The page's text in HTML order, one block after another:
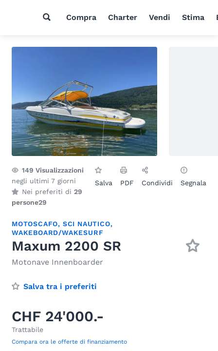
Compra Charter Vendi Stima
149 Visualizzazioni
negli ultimi 7 giorni
Nei preferiti di 29
persone29
Salva PDF Condividi Segnala
MOTOSCAFO, SCI NAUTICO,
WAKEBOARD/WAKESURF
Maxum 2200 SR
Motonave Innenboarder
Salva tra i preferiti
CHF 24'000.-
Trattabile
Compara ora le offerte di finanziamento